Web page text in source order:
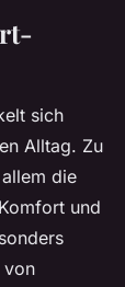
sich
Alltag. Zu
die
und
von